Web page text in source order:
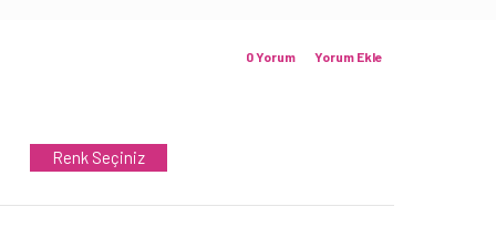
Yorum Ekle
0 Yorum
Renk Seçiniz